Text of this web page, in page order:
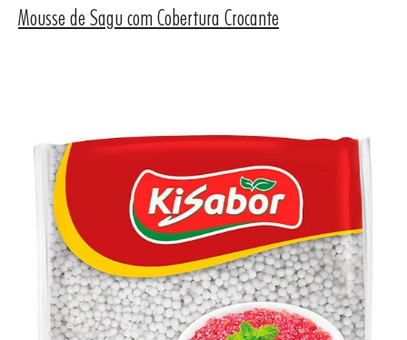
Mousse de Sagu com Cobertura Crocante